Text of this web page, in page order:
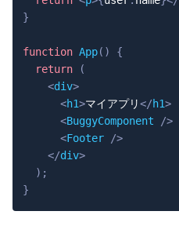
}
function App( )
{
return
(
<div>
<h1>マイアプリ</h1>
<BuggyComponent />
<Footer />
</div>
) ;
}